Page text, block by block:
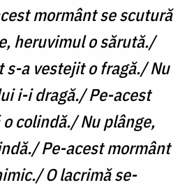
mormânt se scutură
heruvimul o sărută./
s-a vestejit o fragă./ Nu
i-i dragă./ Pe-acest
colindă./ Nu plânge,
Pe-acest mormânt
O lacrimă se-